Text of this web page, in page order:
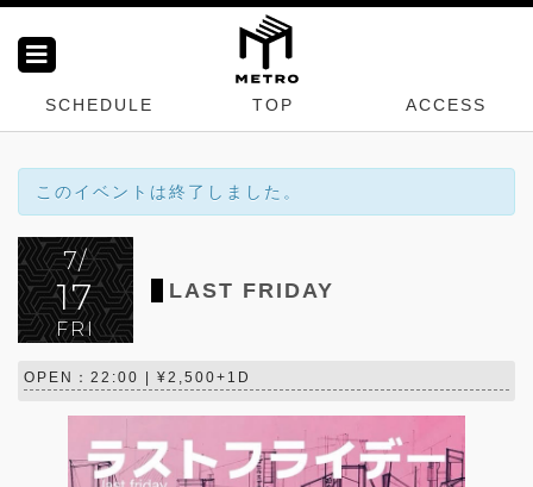
SCHEDULE TOP ACCESS
このイベントは終了しました。
7/
17
FRI
LAST FRIDAY
OPEN：22:00 | ¥2,500+1D